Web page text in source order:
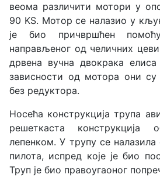
веома различити мотори у
90 KS. Мотор се налазио у
је био причвршћен
направљеног од челичних
дрвена вучна двокрака
зависности од мотора они су
без редуктора.
Носећа конструкција трупа
решеткаста конструкција
лепенком. У трупу се налазила
пилота, испред које је био
Труп је био правоугаоног